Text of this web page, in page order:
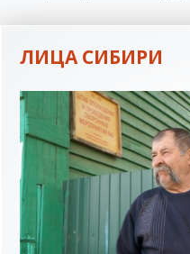
ЛИЦА СИБИРИ